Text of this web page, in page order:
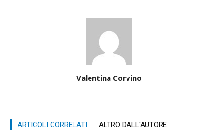
Valentina Corvino
ARTICOLI CORRELATI ALTRO DALL'AUTORE